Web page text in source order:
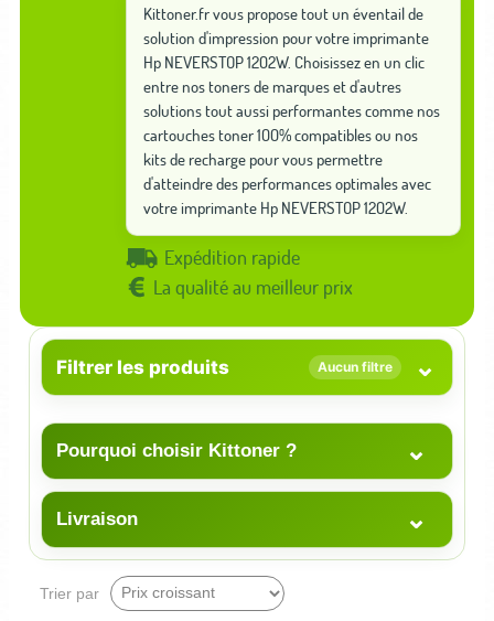
Kittoner.fr vous propose tout un éventail de
solution d'impression pour votre imprimante
Hp NEVERSTOP 1202W. Choisissez en un clic
entre nos toners de marques et d'autres
solutions tout aussi performantes comme nos
cartouches toner 100% compatibles ou nos
kits de recharge pour vous permettre
d'atteindre des performances optimales avec
votre imprimante Hp NEVERSTOP 1202W.
Expédition rapide
La qualité au meilleur prix
Filtrer les produits Aucun filtre ⌄
Pourquoi choisir Kittoner ? ⌄
Livraison ⌄
Trier par